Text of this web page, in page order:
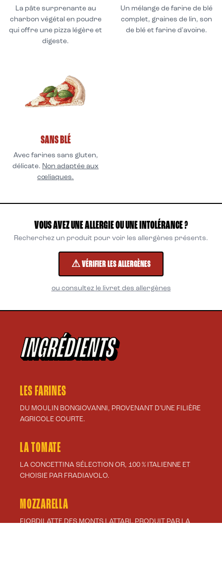
La pâte surprenante au
charbon végétal en poudre
qui offre une pizza légère et
digeste.
Un mélange de farine de blé
complet, graines de lin, son
de blé et farine d'avoine.
SANS BLÉ
Avec farines sans gluten,
délicate. Non adaptée aux
cœliaques.
VOUS AVEZ UNE ALLERGIE OU UNE INTOLÉRANCE ?
Recherchez un produit pour voir les allergènes présents.
⚠ VÉRIFIER LES ALLERGÈNES
ou consultez le livret des allergènes
INGRÉDIENTS
LES FARINES
DU MOULIN BONGIOVANNI, PROVENANT D’UNE FILIÈRE
AGRICOLE COURTE.
LA TOMATE
LA CONCETTINA SÉLECTION OR, 100 % ITALIENNE ET
CHOISIE PAR FRADIAVOLO.
MOZZARELLA
FIORDILATTE DES MONTS LATTARI, PRODUIT PAR LA